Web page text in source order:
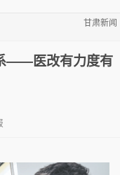
甘肃新闻
——医改有力度有